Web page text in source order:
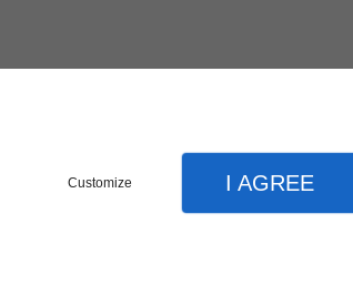
Customize I AGREE